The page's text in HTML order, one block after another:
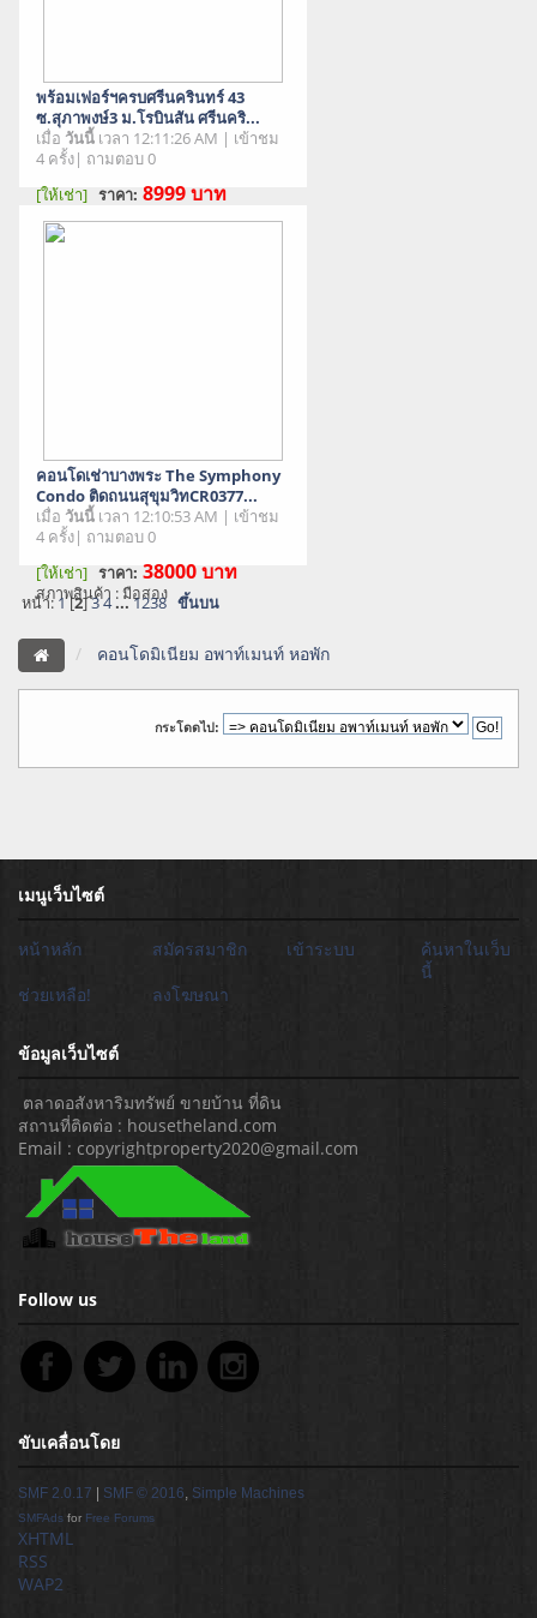
พร้อมเฟอร์ฯครบศรีนครินทร์ 43
ซ.สุภาพงษ์3 ม.โรบินสัน ศรีนคริ...
เมื่อ วันนี้เวลา 12:11:26 AM | เข้าชม
4 ครั้ง| ถามตอบ 0
[ให้เช่า] ราคา: 8999บาท
คอนโดเช่าบางพระ The Symphony
Condo ติดถนนสุขุมวิทCR0377...
เมื่อ วันนี้เวลา 12:10:53 AM | เข้าชม
4 ครั้ง| ถามตอบ 0
[ให้เช่า] ราคา: 38000บาท
สภาพสินค้า : มือสอง
หน้า:1[2]34 ...1238 ขึ้นบน
คอนโดมิเนียม อพาท์เมนท์ หอพัก
กระโดดไป:
เมนูเว็บไซต์
หน้าหลัก สมัครสมาชิก เข้าระบบ
ค้นหาในเว็บ
นี้
ช่วยเหลือ!
ลงโฆษณา
ข้อมูลเว็บไซต์
ตลาดอสังหาริมทรัพย์ ขายบ้าน ที่ดิน
สถานที่ติดต่อ : housetheland.com
Email : copyrightproperty2020@gmail.com
Follow us
ขับเคลื่อนโดย
SMF 2.0.17 SMF © 2016, Simple Machines
SMFAds for Free Forums
XHTML
RSS
WAP2